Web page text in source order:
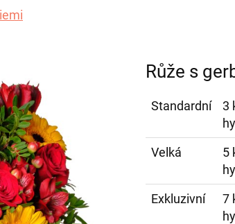
Růže s
Standardní
3
Velká
5
Exkluzivní
7